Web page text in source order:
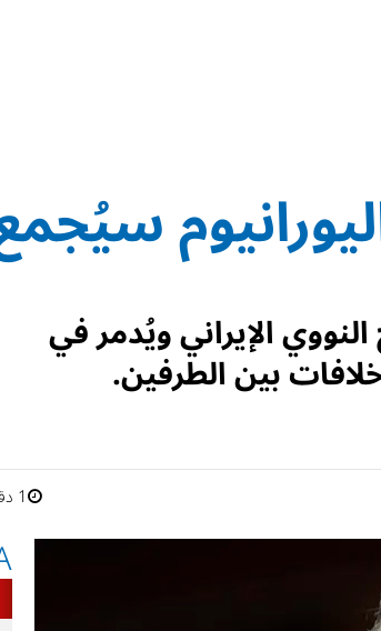
الإيراني ويُدمر في
بين الطرفين.
1 دقائق